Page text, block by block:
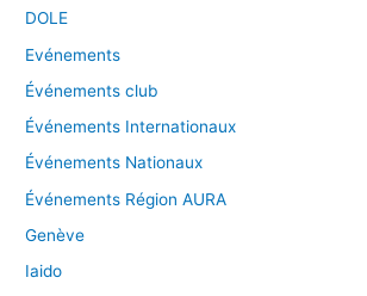
DOLE
Evénements
Événements club
Événements Internationaux
Événements Nationaux
Événements Région AURA
Genève
Iaido